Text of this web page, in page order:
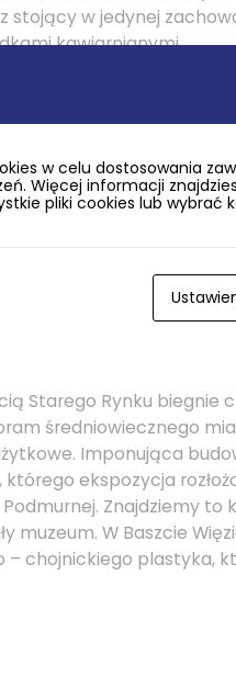
stojący w jedynej
kawiarnianymi.
Starego Rynku biegnie
średniowiecznego
Imponująca
, którego ekspozycja
Podmurnej. Znajdziemy
muzeum. W Baszcie
– chojnickiego plastyka,
w celu dostosowania
Więcej informacji
pliki cookies lub wybrać